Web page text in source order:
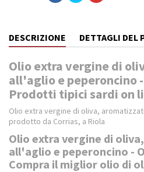
DESCRIZIONE DETTAGLI DEL
Olio extra vergine di
all'aglio e peperoncino
Prodotti tipici sardi on
Olio extra vergine di oliva,
prodotto da Corrias, a Riola
Olio extra vergine di
all'aglio e peperoncino -
Compra il miglior olio di